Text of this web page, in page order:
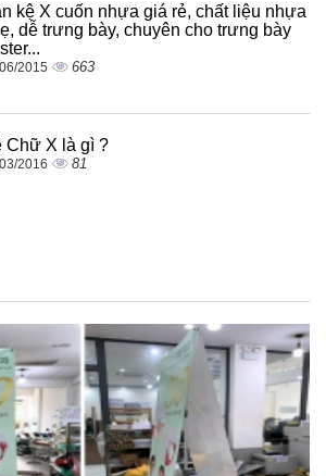
kệ X cuốn nhựa giá rẻ, chất liệu nhựa
dễ trưng bày, chuyên cho trưng bày
2015 663
Chữ X là gì ?
2016 81